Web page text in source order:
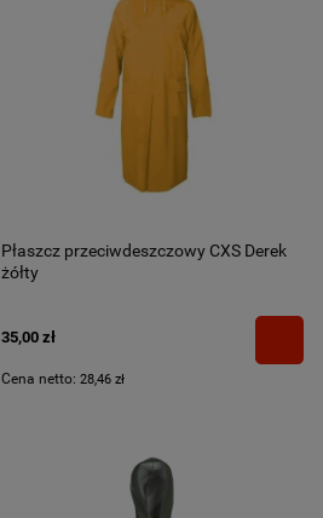
Płaszcz przeciwdeszczowy CXS Derek
żółty
35,00 zł
Cena netto: 28,46 zł